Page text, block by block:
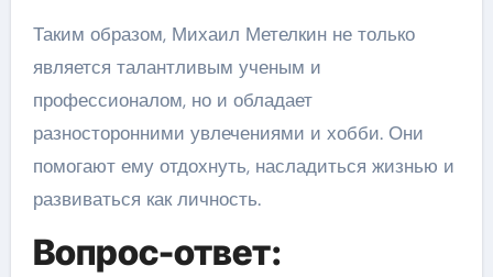
Таким образом, Михаил Метелкин не только
является талантливым ученым и
профессионалом, но и обладает
разносторонними увлечениями и хобби. Они
помогают ему отдохнуть, насладиться жизнью и
развиваться как личность.
Вопрос-ответ: